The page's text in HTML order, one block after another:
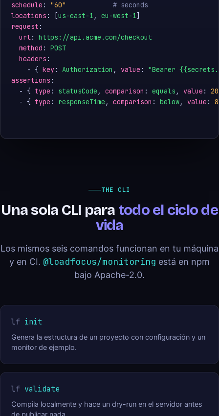
schedule : "60"
# seconds
locations : [us-east-1 , eu-west-1
request :
url: https://api.acme.com/checkout
method : POST
headers :
    - {
key: Authorization , value : "Bearer
assertions :
  - {
type : statusCode , comparison : equals , value :
  - {
type : responseTime , comparison : below, value :
THE CLI
Una sola CLI para todo el ciclo de
vida
Los mismos seis comandos funcionan en tu máquina
y en CI. @loadfocus/monitoring está en npm
bajo Apache-2.0.
lf init
Genera la estructura de un proyecto con configuración y un
monitor de ejemplo.
lf validate
Compila localmente y hace un dry-run en el servidor antes